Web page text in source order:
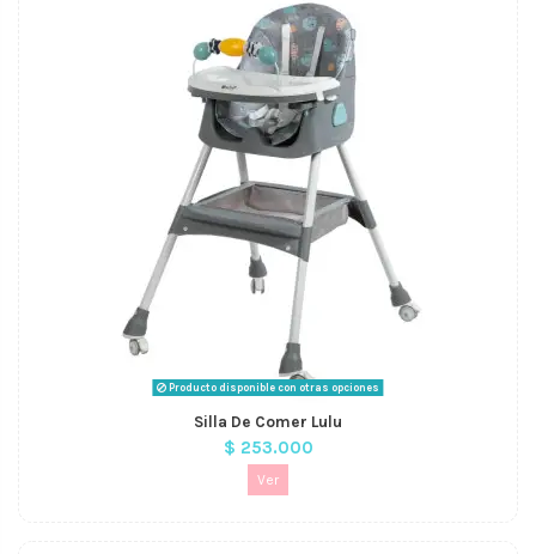
Producto disponible con otras opciones
Silla De Comer Lulu
$ 253.000
Ver